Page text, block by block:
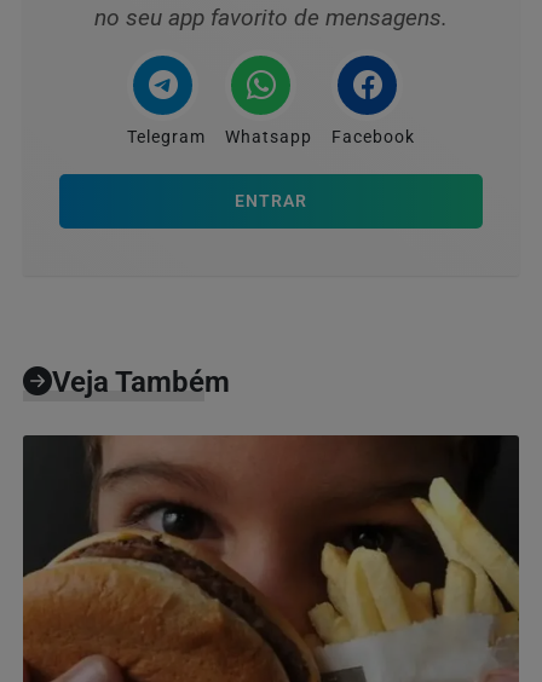
no seu app favorito de mensagens.
Telegram Whatsapp Facebook
ENTRAR
Veja Também